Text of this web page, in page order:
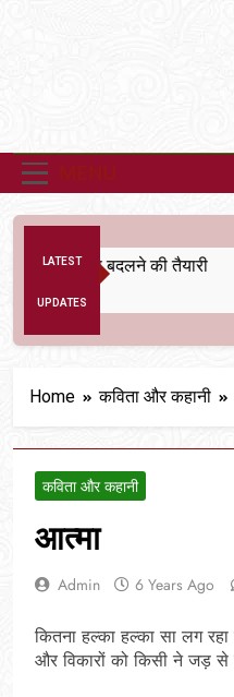
LATEST
UPDATES
बदलने की तैयारी
Home कविता और कहानी
कविता और कहानी
आत्मा
Admin 6 Years Ago
कितना हल्का हल्का सा लग
और विकारों को किसी ने जड़